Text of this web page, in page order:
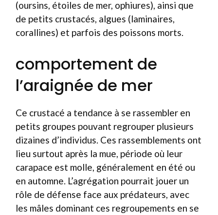
(oursins, étoiles de mer, ophiures), ainsi que
de petits crustacés, algues (laminaires,
corallines) et parfois des poissons morts.
comportement de
l’araignée de mer
Ce crustacé a tendance à se rassembler en
petits groupes pouvant regrouper plusieurs
dizaines d’individus. Ces rassemblements ont
lieu surtout après la mue, période où leur
carapace est molle, généralement en été ou
en automne. L’agrégation pourrait jouer un
rôle de défense face aux prédateurs, avec
les mâles dominant ces regroupements en se